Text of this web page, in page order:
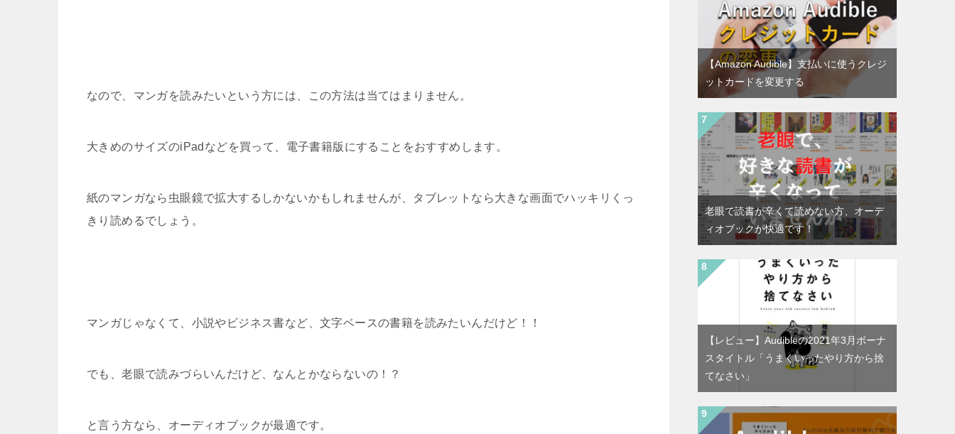
なので、マンガを読みたいという方には、この方法は当てはまりません。
大きめのサイズのiPadなどを買って、電子書籍版にすることをおすすめします。
紙のマンガなら虫眼鏡で拡大するしかないかもしれませんが、タブレットなら大きな画面でハッキリくっ
きり読めるでしょう。
マンガじゃなくて、小説やビジネス書など、文字ベースの書籍を読みたいんだけど！！
でも、老眼で読みづらいんだけど、なんとかならないの！？
と言う方なら、オーディオブックが最適です。
【Amazon Audible】支払いに使うクレジ
ットカードを変更する
老眼で読書が辛くて読めない方、オーデ
ィオブックが快適です！
【レビュー】Audibleの2021年3月ボーナ
スタイトル「うまくいったやり方から捨
てなさい」